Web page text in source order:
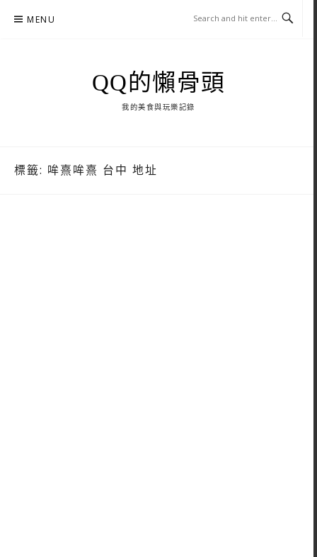
MENU
QQ的懶骨頭
我的美食與玩樂記錄
標籤: 哞熹哞熹 台中 地址